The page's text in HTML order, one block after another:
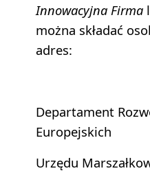
Innowacyjna Firma
można składać
adres:
Departament
Europejskich
Urzędu